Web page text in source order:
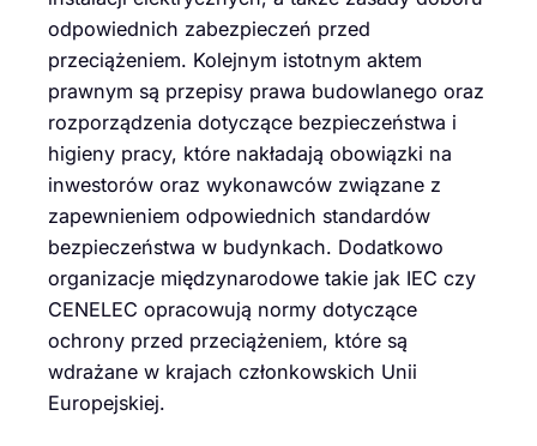
odpowiednich zabezpieczeń przed
przeciążeniem. Kolejnym istotnym aktem
prawnym są przepisy prawa budowlanego oraz
rozporządzenia dotyczące bezpieczeństwa i
higieny pracy, które nakładają obowiązki na
inwestorów oraz wykonawców związane z
zapewnieniem odpowiednich standardów
bezpieczeństwa w budynkach. Dodatkowo
organizacje międzynarodowe takie jak IEC czy
CENELEC opracowują normy dotyczące
ochrony przed przeciążeniem, które są
wdrażane w krajach członkowskich Unii
Europejskiej.